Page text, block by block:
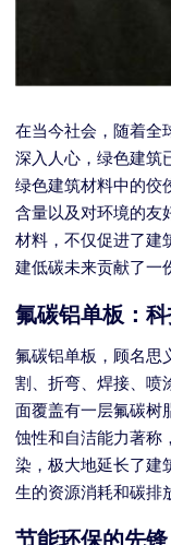
在当今社会，随着全
深入人心，绿色建筑
绿色建筑材料中的佼
含量以及对环境的友
材料，不仅促进了建
建低碳未来贡献了一
氟碳铝单板：
氟碳铝单板，顾名思
割、折弯、焊接、喷
面覆盖有一层氟碳树
蚀性和自洁能力著称
染，极大地延长了建
生的资源消耗和碳排
节能环保的先锋